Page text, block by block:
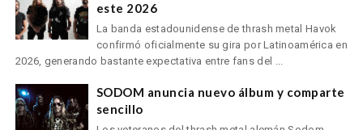
este 2026
La banda estadounidense de thrash metal Havok
confirmó oficialmente su gira por Latinoamérica en
2026, generando bastante expectativa entre fans del ...
SODOM anuncia nuevo álbum y comparte
sencillo